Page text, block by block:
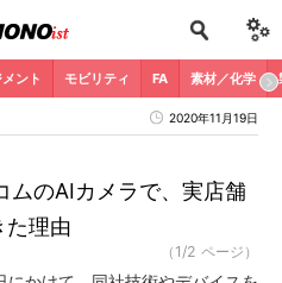
ント モビリティ FA 素材／化学
2020年11月19日
ムのAIカメラで、実店舗
た理由
（1/2 ページ）